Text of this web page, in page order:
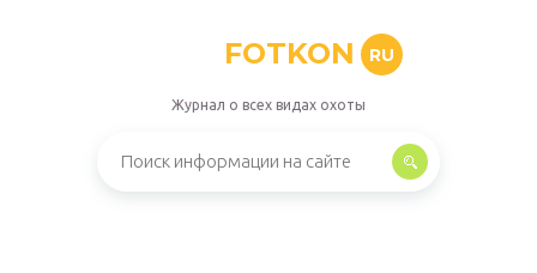
FOTKON RU
Журнал о всех видах охоты